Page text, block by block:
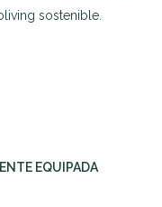
sostenible.
EQUIPADA